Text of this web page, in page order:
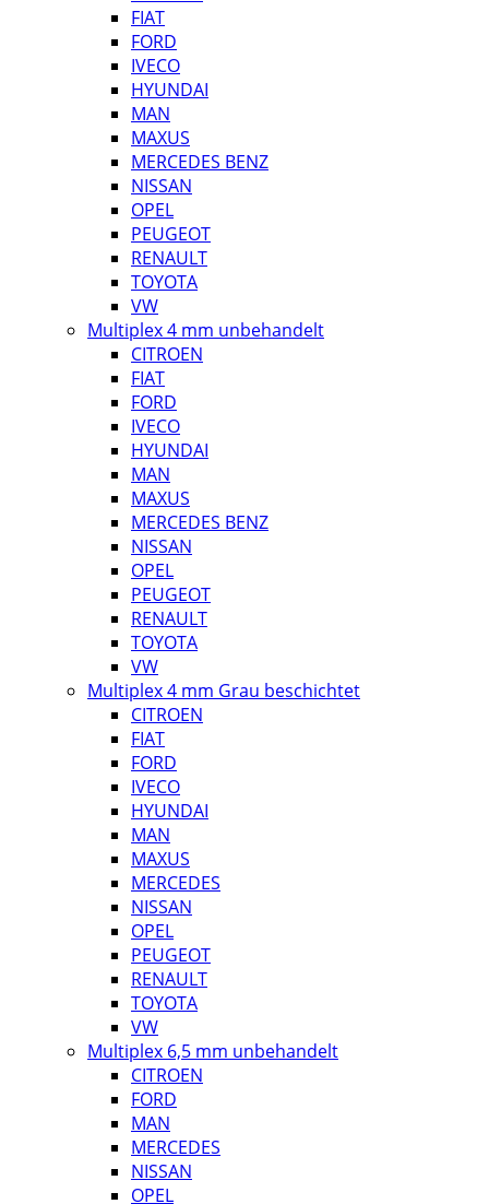
FIAT
FORD
IVECO
HYUNDAI
MAN
MAXUS
MERCEDES BENZ
NISSAN
OPEL
PEUGEOT
RENAULT
TOYOTA
VW
Multiplex 4 mm unbehandelt
CITROEN
FIAT
FORD
IVECO
HYUNDAI
MAN
MAXUS
MERCEDES BENZ
NISSAN
OPEL
PEUGEOT
RENAULT
TOYOTA
VW
Multiplex 4 mm Grau beschichtet
CITROEN
FIAT
FORD
IVECO
HYUNDAI
MAN
MAXUS
MERCEDES
NISSAN
OPEL
PEUGEOT
RENAULT
TOYOTA
VW
Multiplex 6,5 mm unbehandelt
CITROEN
FORD
MAN
MERCEDES
NISSAN
OPEL